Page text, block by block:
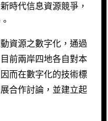
時代信息資源競爭，
資源之數字化，通過
前兩岸四地各自對本
而在數字化的技術標
合作討論，並建立起